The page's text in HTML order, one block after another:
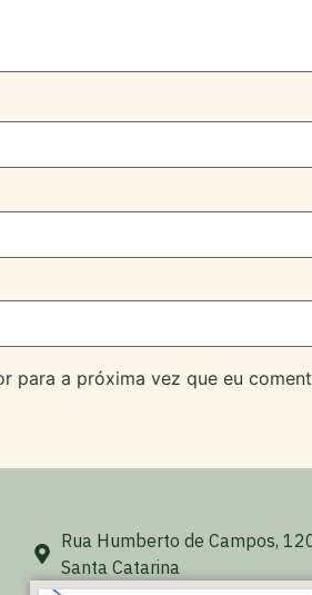
para a próxima vez que eu
Rua Humberto de Campos,
Santa Catarina